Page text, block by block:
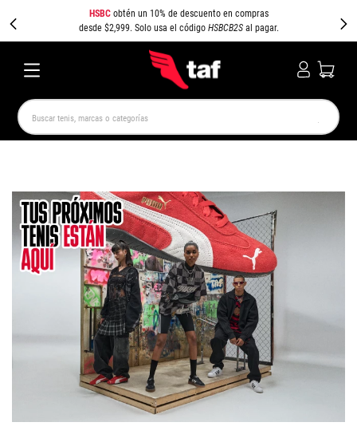
HSBCobtén un 10% de descuento en compras
desde $2,999. Solo usa el código HSBCB2Sal pagar.
Buscar tenis, marcas o categorías
SPEEDCAT JORDAN 1 SPEZIAL
PUMA SPEEDCAT CAMPUS